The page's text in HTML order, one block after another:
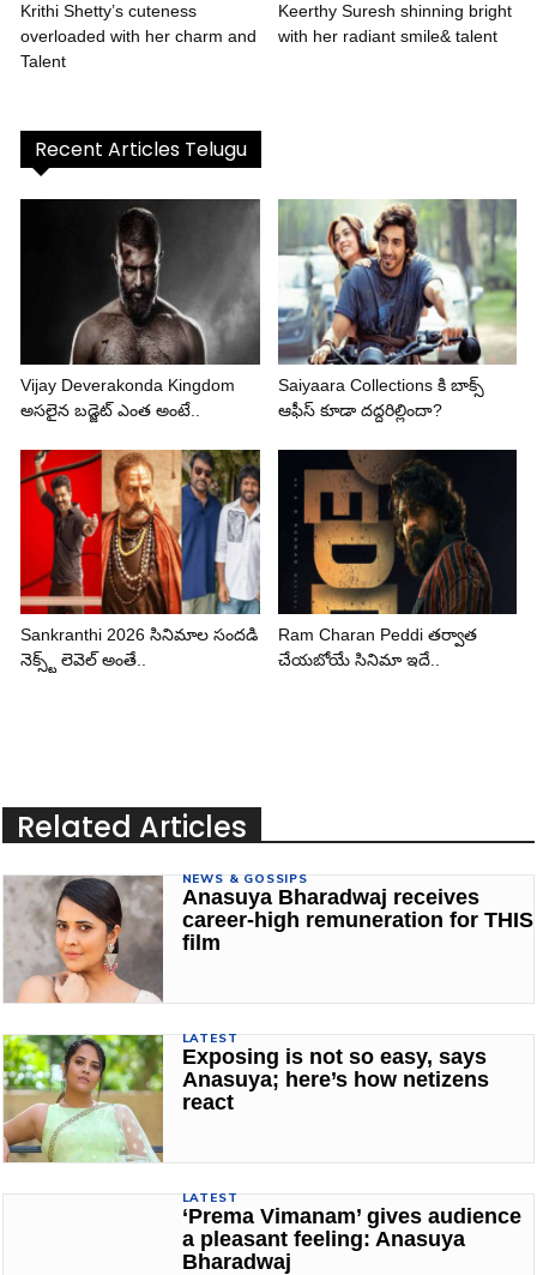
Krithi Shetty’s cuteness
overloaded with her charm and
Talent
Keerthy Suresh shinning bright
with her radiant smile& talent
Recent Articles Telugu
Vijay Deverakonda Kingdom
అసలైన బడ్జెట్ ఎంత అంటే..
Saiyaara Collections కి బాక్స్
ఆఫీస్ కూడా దద్దరిల్లిందా?
Sankranthi 2026 సినిమాల సందడి
నెక్స్ట్ లెవెల్ అంతే..
Ram Charan Peddi తర్వాత
చేయబోయే సినిమా ఇదే..
Related Articles
NEWS & GOSSIPS
Anasuya Bharadwaj receives
career-high remuneration for THIS
film
LATEST
Exposing is not so easy, says
Anasuya; here’s how netizens
react
LATEST
‘Prema Vimanam’ gives audience
a pleasant feeling: Anasuya
Bharadwaj